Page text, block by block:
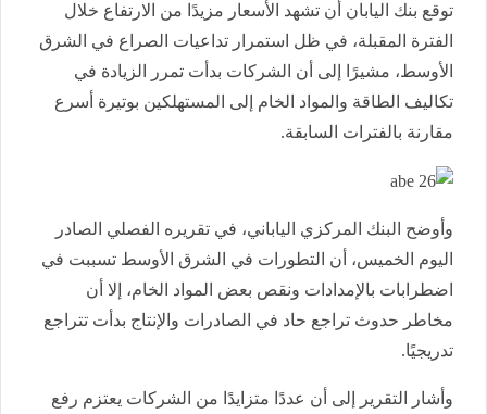
توقع بنك اليابان أن تشهد الأسعار مزيدًا من الارتفاع خلال
الفترة المقبلة، في ظل استمرار تداعيات الصراع في الشرق
الأوسط، مشيرًا إلى أن الشركات بدأت تمرر الزيادة في
تكاليف الطاقة والمواد الخام إلى المستهلكين بوتيرة أسرع
مقارنة بالفترات السابقة.
وأوضح البنك المركزي الياباني، في تقريره الفصلي الصادر
اليوم الخميس، أن التطورات في الشرق الأوسط تسببت في
اضطرابات بالإمدادات ونقص بعض المواد الخام، إلا أن
مخاطر حدوث تراجع حاد في الصادرات والإنتاج بدأت تتراجع
تدريجيًا.
وأشار التقرير إلى أن عددًا متزايدًا من الشركات يعتزم رفع